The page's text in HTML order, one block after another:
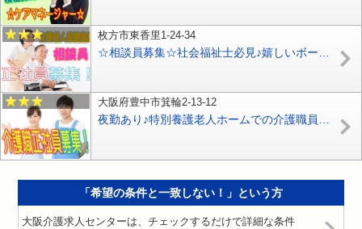
枚方市東香里1-24-34
大阪府豊中市箕輪2-13-12
夜勤あり♪特別養護老人ホームでの介護職員の募集です♪経験があれば無資格でも相談可♪資格支援制度充実♪お気軽にお問合せ下さい♪【豊中市】【正社員】【ID：1566-toy-n1-s-s】
「希望の条件と一致しない！」という方
大阪介護求人センターは、チェックするだけで詳細な条件